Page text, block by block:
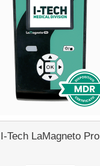
I-Tech LaMagneto Pro